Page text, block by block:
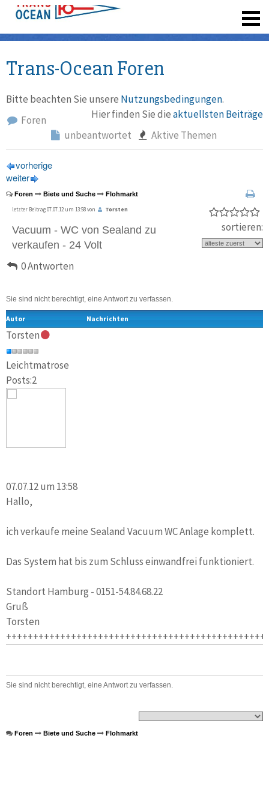
Trans-Ocean Foren
Bitte beachten Sie unsere Nutzungsbedingungen.
Hier finden Sie dieaktuellsten Beiträge
Foren
unbeantwortet
Aktive Themen
vorherige
weiter
Foren Biete und Suche Flohmarkt
letzter Beitrag 07.07.12 um 13:58 von Torsten
Vacuum - WC von Sealand zu
verkaufen - 24 Volt
0 Antworten
sortieren:
Sie sind nicht berechtigt, eine Antwort zu verfassen.
Autor Nachrichten
Torsten
Leichtmatrose
Posts:2
07.07.12 um 13:58
Hallo,
ich verkaufe meine Sealand Vacuum WC Anlage komplett.
Das System hat bis zum Schluss einwandfrei funktioniert.
Standort Hamburg - 0151-54.84.68.22
Gruß
Torsten
++++++++++++++++++++++++++++++++++++++++++++++++
Sie sind nicht berechtigt, eine Antwort zu verfassen.
Foren Biete und Suche Flohmarkt